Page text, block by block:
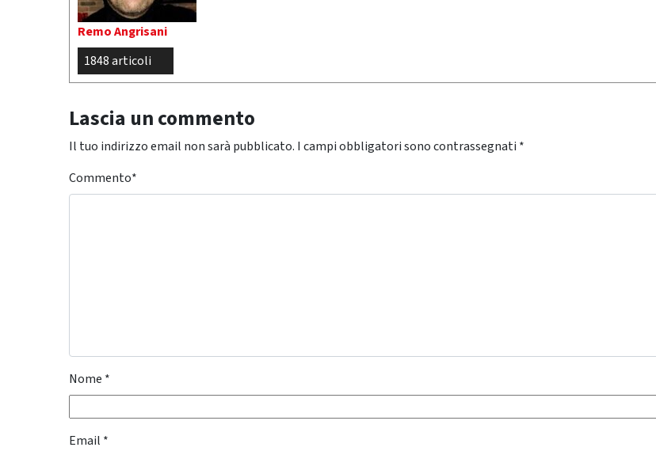
Remo Angrisani
1848 articoli
Lascia un commento
Il tuo indirizzo email non sarà pubblicato. I campi obbligatori sono contrassegnati *
Commento*
Nome *
Email *